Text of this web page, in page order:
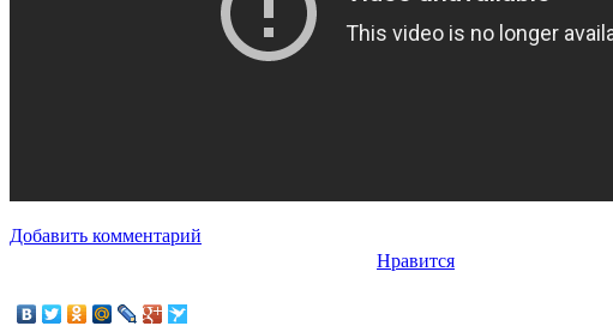
Добавить комментарий
Нравится